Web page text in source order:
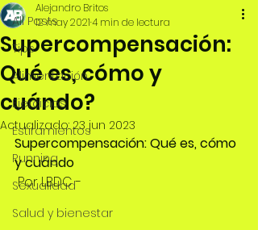
All Posts
Tips
Alimentación
Ejercicios
Estiramientos
Running
Sexualidad
Salud y bienestar
Supercompensación:
Qué es, cómo y
cuándo?
Alejandro Britos
12 may 20214 min de lectura
Actualizado:23 jun 2023
Supercompensación: Qué es, cómo
y cuándo
Por LBDC -